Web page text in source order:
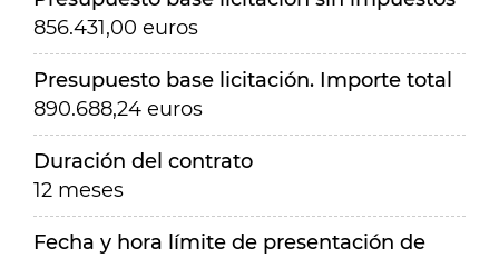
856.431,00 euros
Presupuesto base licitación. Importe total
890.688,24 euros
Duración del contrato
12 meses
Fecha y hora límite de presentación de